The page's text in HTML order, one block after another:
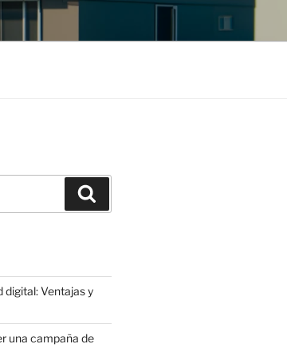
digital: Ventajas y
una campaña de